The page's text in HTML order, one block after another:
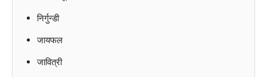
निर्गुन्डी
जायफल
जावित्री